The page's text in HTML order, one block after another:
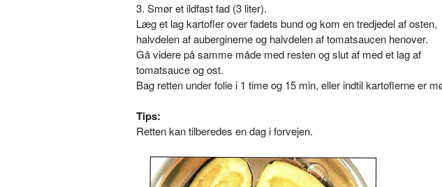
3. Smør et ildfast fad (3 liter).
Læg et lag kartofler over fadets bund og kom en tredjedel af osten,
halvdelen af auberginerne og halvdelen af tomatsaucen henover.
Gå videre på samme måde med resten og slut af med et lag af
tomatsauce og ost.
Bag retten under folie i 1 time og 15 min, eller indtil kartoflerne er
Tips:
Retten kan tilberedes en dag i forvejen.